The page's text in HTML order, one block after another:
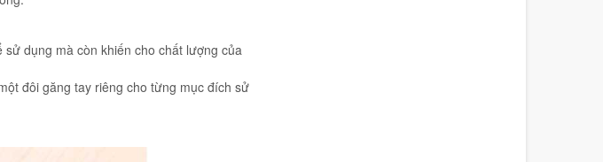
dụng mà còn khiến cho chất lượng của
đôi găng tay riêng cho từng mục đích sử